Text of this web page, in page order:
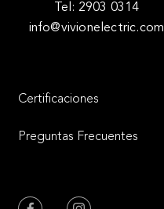
Tel: 2903 0314
info@vivionelectric.com
Certificaciones
Preguntas Frecuentes